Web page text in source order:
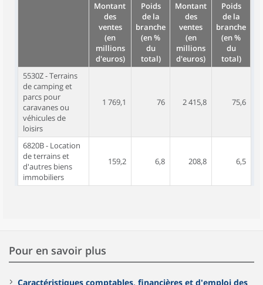
Montant
des
ventes
(en
millions
d'euros)
Poids
de la
branche
(en %
du
total)
Montant
des
ventes
(en
millions
d'euros)
Poids
de la
branche
(en %
du
total)
5530Z - Terrains
de camping et
parcs pour
caravanes ou
véhicules de
loisirs
1 769,1 76 2 415,8 75,6
6820B - Location
de terrains et
d'autres biens
immobiliers
159,2 6,8 208,8 6,5
Pour en savoir plus
Caractéristiques comptables, financières et d'emploi des